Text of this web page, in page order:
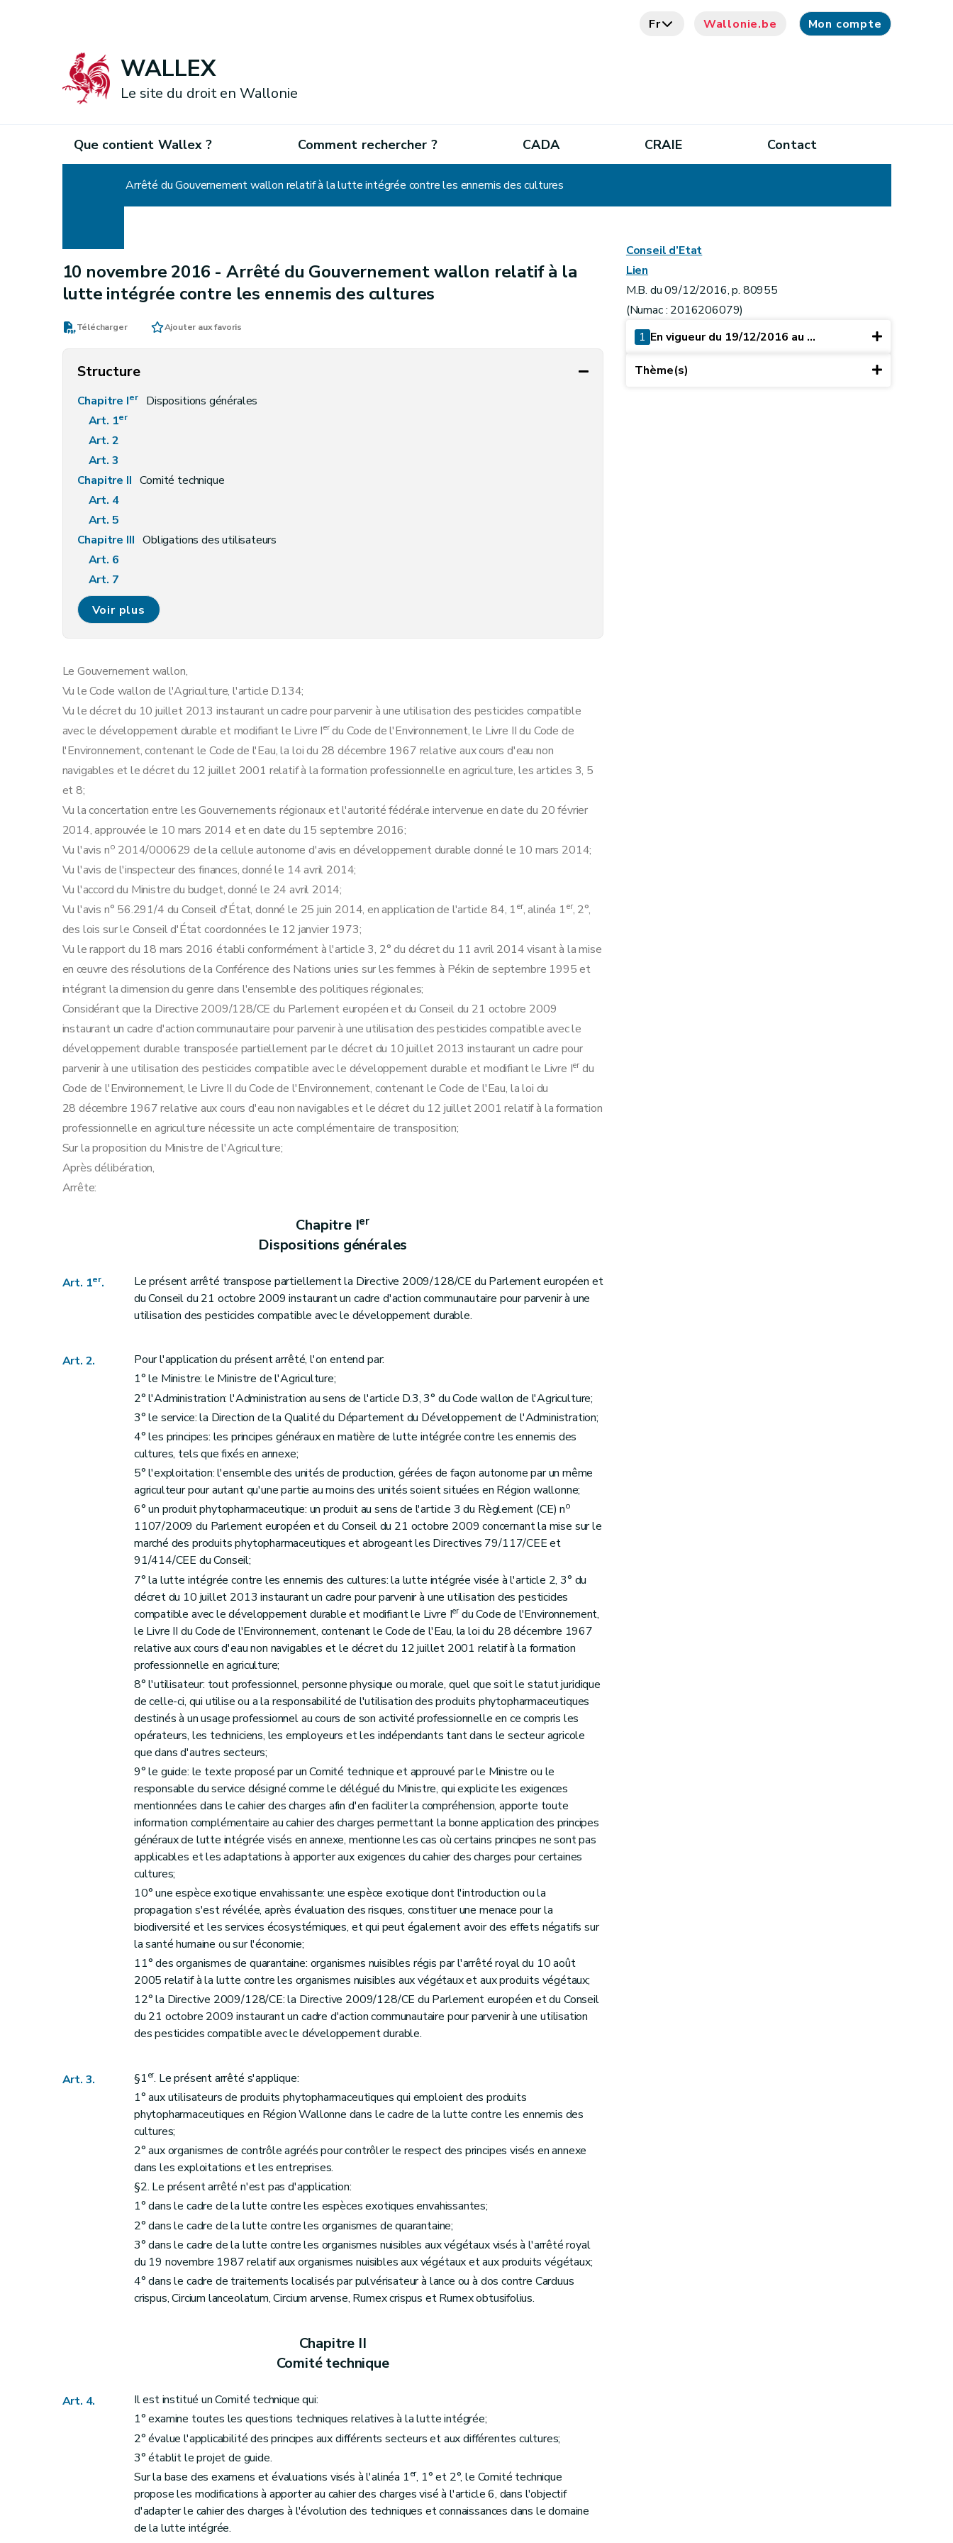
Fr Wallonie.be Mon compte
WALLEX
Le site du droit en Wallonie
Que contient Wallex ? Comment rechercher ? CADA CRAIE Contact
Arrêté du Gouvernement wallon relatif à la lutte intégrée contre les ennemis des cultures
10 novembre 2016 -Arrêté du Gouvernement wallon relatif à la
lutte intégrée contre les ennemis des cultures
Télécharger Ajouter aux favoris
Structure
Chapitre Ier
Dispositions générales
Art. 1er
Art. 2
Art. 3
Chapitre II Comité technique
Art. 4
Art. 5
Chapitre III Obligations des utilisateurs
Art. 6
Art. 7
Art. 8
Chapitre IV Organismes de contrôle
Art. 11
Art. 12
Art. 13
Art. 14
Art. 15
Art. 16
Chapitre V
Art. 17
Art. 18
Art. 19
Art. 20
Chapitre VI Sanctions
Art. 21
Art. 22
Annexe
Voir plus
Le Gouvernement wallon,
Vu le Code wallon de l'Agriculture, l'article D.134;
Vu le décret du 10 juillet 2013 instaurant un cadre pour parvenir à une utilisation des pesticides compatible
avec le développement durable et modifiant le Livre Ierdu Code de l'Environnement, le Livre II du Code de
l'Environnement, contenant le Code de l'Eau, la loi du 28 décembre 1967 relative aux cours d'eau non
navigables et le décret du 12 juillet 2001 relatif à la formation professionnelle en agriculture, les articles 3, 5
et 8;
Vu la concertation entre les Gouvernements régionaux et l'autorité fédérale intervenue en date du 20 février
2014, approuvée le 10 mars 2014 et en date du 15 septembre 2016;
Vu l'avis no 2014/000629 de la cellule autonome d'avis en développement durable donné le 10 mars 2014;
Vu l'avis de l'inspecteur des finances, donné le 14 avril 2014;
Vu l'accord du Ministre du budget, donné le 24 avril 2014;
Vu l'avis n° 56.291/4 du Conseil d'État, donné le 25 juin 2014, en application de l'article 84, 1er, alinéa 1er, 2°,
des lois sur le Conseil d'État coordonnées le 12 janvier 1973;
Vu le rapport du 18 mars 2016 établi conformément à l'article 3, 2° du décret du 11 avril 2014 visant à la mise
en œuvre des résolutions de la Conférence des Nations unies sur les femmes à Pékin de septembre 1995 et
intégrant la dimension du genre dans l'ensemble des politiques régionales;
Considérant que la Directive 2009/128/CE du Parlement européen et du Conseil du 21 octobre 2009
instaurant un cadre d'action communautaire pour parvenir à une utilisation des pesticides compatible avec le
développement durable transposée partiellement par le décret du 10 juillet 2013 instaurant un cadre pour
parvenir à une utilisation des pesticides compatible avec le développement durable et modifiant le Livre Ier du
Code de l'Environnement, le Livre II du Code de l'Environnement, contenant le Code de l'Eau, la loi du
28 décembre 1967 relative aux cours d'eau non navigables et le décret du 12 juillet 2001 relatif à la formation
professionnelle en agriculture nécessite un acte complémentaire de transposition;
Sur la proposition du Ministre de l'Agriculture;
Après délibération,
Arrête:
Chapitre Ier
Dispositions générales
Art. 1er.
Le présent arrêté transpose partiellement la Directive 2009/128/CE du Parlement européen et
du Conseil du 21 octobre 2009 instaurant un cadre d'action communautaire pour parvenir à une
utilisation des pesticides compatible avec le développement durable.
Art. 2.
Pour l'application du présent arrêté, l'on entend par:
1° le Ministre: le Ministre de l'Agriculture;
2° l'Administration: l'Administration au sens de l'article D.3, 3° du Code wallon de l'Agriculture;
3° le service: la Direction de la Qualité du Département du Développement de l'Administration;
4° les principes: les principes généraux en matière de lutte intégrée contre les ennemis des
cultures, tels que fixés en annexe;
5° l'exploitation: l'ensemble des unités de production, gérées de façon autonome par un même
agriculteur pour autant qu'une partie au moins des unités soient situées en Région wallonne;
6° un produit phytopharmaceutique: un produit au sens de l'article 3 du Règlement (CE) no
1107/2009 du Parlement européen et du Conseil du 21 octobre 2009 concernant la mise sur le
marché des produits phytopharmaceutiques et abrogeant les Directives 79/117/CEE et
91/414/CEE du Conseil;
7° la lutte intégrée contre les ennemis des cultures: la lutte intégrée visée à l'article 2, 3° du
décret du 10 juillet 2013 instaurant un cadre pour parvenir à une utilisation des pesticides
compatible avec le développement durable et modifiant le Livre Ierdu Code de l'Environnement,
le Livre II du Code de l'Environnement, contenant le Code de l'Eau, la loi du 28 décembre 1967
relative aux cours d'eau non navigables et le décret du 12 juillet 2001 relatif à la formation
professionnelle en agriculture;
8° l'utilisateur: tout professionnel, personne physique ou morale, quel que soit le statut juridique
de celle-ci, qui utilise ou a la responsabilité de l'utilisation des produits phytopharmaceutiques
destinés à un usage professionnel au cours de son activité professionnelle en ce compris les
opérateurs, les techniciens, les employeurs et les indépendants tant dans le secteur agricole
que dans d'autres secteurs;
9° le guide: le texte proposé par un Comité technique et approuvé par le Ministre ou le
responsable du service désigné comme le délégué du Ministre, qui explicite les exigences
mentionnées dans le cahier des charges afin d'en faciliter la compréhension, apporte toute
information complémentaire au cahier des charges permettant la bonne application des principes
généraux de lutte intégrée visés en annexe, mentionne les cas où certains principes ne sont pas
applicables et les adaptations à apporter aux exigences du cahier des charges pour certaines
cultures;
10° une espèce exotique envahissante: une espèce exotique dont l'introduction ou la
propagation s'est révélée, après évaluation des risques, constituer une menace pour la
biodiversité et les services écosystémiques, et qui peut également avoir des effets négatifs sur
la santé humaine ou sur l'économie;
11° des organismes de quarantaine: organismes nuisibles régis par l'arrêté royal du 10 août
2005 relatif à la lutte contre les organismes nuisibles aux végétaux et aux produits végétaux;
12° la Directive 2009/128/CE: la Directive 2009/128/CE du Parlement européen et du Conseil
du 21 octobre 2009 instaurant un cadre d'action communautaire pour parvenir à une utilisation
des pesticides compatible avec le développement durable.
Art. 3. §1er. Le présent arrêté s'applique:
1° aux utilisateurs de produits phytopharmaceutiques qui emploient des produits
phytopharmaceutiques en Région Wallonne dans le cadre de la lutte contre les ennemis des
cultures;
2° aux organismes de contrôle agréés pour contrôler le respect des principes visés en annexe
dans les exploitations et les entreprises.
§2. Le présent arrêté n'est pas d'application:
1° dans le cadre de la lutte contre les espèces exotiques envahissantes;
2° dans le cadre de la lutte contre les organismes de quarantaine;
3° dans le cadre de la lutte contre les organismes nuisibles aux végétaux visés à l'arrêté royal
du 19 novembre 1987 relatif aux organismes nuisibles aux végétaux et aux produits végétaux;
4° dans le cadre de traitements localisés par pulvérisateur à lance ou à dos contre Carduus
crispus, Circium lanceolatum, Circium arvense, Rumex crispus et Rumex obtusifolius.
Chapitre II
Comité technique
Art. 4.
Il est institué un Comité technique qui:
1° examine toutes les questions techniques relatives à la lutte intégrée;
2° évalue l'applicabilité des principes aux différents secteurs et aux différentes cultures;
3° établit le projet de guide.
Sur la base des examens et évaluations visés à l'alinéa 1er, 1° et 2°, le Comité technique
propose les modifications à apporter au cahier des charges visé à l'article 6, dans l'objectif
d'adapter le cahier des charges à l'évolution des techniques et connaissances dans le domaine
de la lutte intégrée.
Conseil d’Etat
Lien
M.B. du 09/12/2016, p. 80955
(Numac : 2016206079)
1 En vigueur du 19/12/2016 au ...
Thème(s)